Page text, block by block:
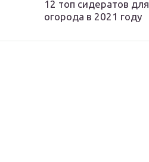
12 топ сидератов для
огорода в 2021 году